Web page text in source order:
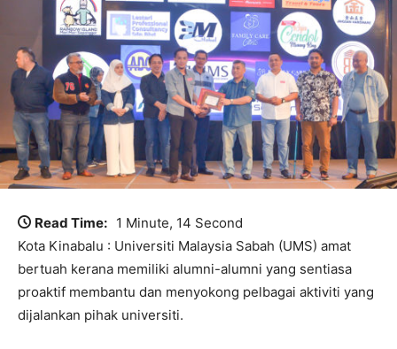
Read Time: 1 Minute, 14 Second
Kota Kinabalu : Universiti Malaysia Sabah (UMS) amat
bertuah kerana memiliki alumni-alumni yang sentiasa
proaktif membantu dan menyokong pelbagai aktiviti yang
dijalankan pihak universiti.